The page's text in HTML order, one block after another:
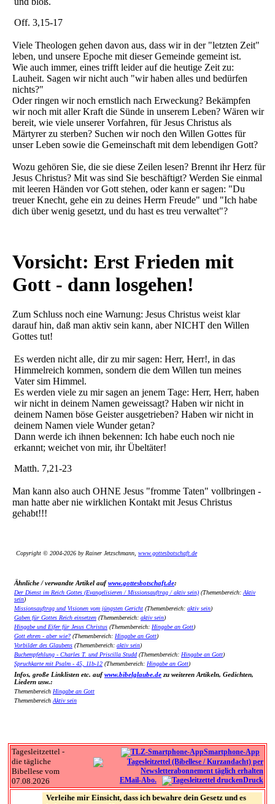
Off. 3,15-17
Viele Theologen gehen davon aus, dass wir in der "letzten Zeit"
leben, und unsere Epoche mit dieser Gemeinde gemeint ist.
Wie auch immer, eines trifft leider auf die heutige Zeit zu:
Lauheit. Sagen wir nicht auch "wir haben alles und bedürfen
nichts?"
Oder ringen wir noch ernstlich nach Erweckung? Bekämpfen
wir noch mit aller Kraft die Sünde in unserem Leben? Wären wir
bereit, wie viele unserer Vorfahren, für Jesus Christus als
Märtyrer zu sterben? Suchen wir noch den Willen Gottes für
unser Leben sowie die Gemeinschaft mit dem lebendigen Gott?
Wozu gehören Sie, die sie diese Zeilen lesen? Brennt ihr Herz für
Jesus Christus? Mit was sind Sie beschäftigt? Werden Sie einmal
mit leeren Händen vor Gott stehen, oder kann er sagen: "Du
treuer Knecht, gehe ein zu deines Herrn Freude" und "Ich habe
dich über wenig gesetzt, und du hast es treu verwaltet"?
Vorsicht: Erst Frieden mit
Gott - dann losgehen!
Zum Schluss noch eine Warnung: Jesus Christus weist klar
darauf hin, daß man aktiv sein kann, aber NICHT den Willen
Gottes tut!
Es werden nicht alle, dir zu mir sagen: Herr, Herr!, in das
Himmelreich kommen, sondern die dem Willen tun meines
Vater sim Himmel.
Es werden viele zu mir sagen an jenem Tage: Herr, Herr, haben
wir nicht in deinem Namen geweissagt? Haben wir nicht in
deinem Namen böse Geister ausgetrieben? Haben wir nicht in
deinem Namen viele Wunder getan?
Dann werde ich ihnen bekennen: Ich habe euch noch nie
erkannt; weichet von mir, ihr Übeltäter!
Matth. 7,21-23
Man kann also auch OHNE Jesus "fromme Taten" vollbringen -
man hatte aber nie wirklichen Kontakt mit Jesus Christus
gehabt!!!
Copyright © 2004-2026 by Rainer Jetzschmann, www.gottesbotschaft.de
Ähnliche / verwandte Artikel aufwww.gottesbotschaft.de:
Der Dienst im Reich Gottes (Evangelisieren / Missionsauftrag / aktiv sein) (Themenbereich:Aktiv
sein)
Missionsauftrag und Visionen vom jüngsten Gericht (Themenbereich: aktiv sein)
Gaben für Gottes Reich einsetzen (Themenbereich: aktiv sein)
Hingabe und Eifer für Jesus Christus (Themenbereich: Hingabe an Gott)
Gott ehren - aber wie? (Themenbereich: Hingabe an Gott)
Vorbilder des Glaubens (Themenbereich: aktiv sein)
Buchempfehlung - Charles T. und Priscilla Studd (Themenbereich: Hingabe an Gott)
Spruchkarte mit Psalm - 45, 11b-12 (Themenbereich: Hingabe an Gott)
Infos, große Linklisten etc. aufwww.bibelglaube.de zu weiteren Artikeln, Gedichten,
Liedern usw.:
Themenbereich Hingabe an Gott
ThemenbereichAktiv sein
Tagesleitzettel -
die tägliche
Bibellese vom
07.08.2026
Smartphone-App
EMail-Abo. Druck
Verleihe mir Einsicht, dass ich bewahre dein Gesetz und es